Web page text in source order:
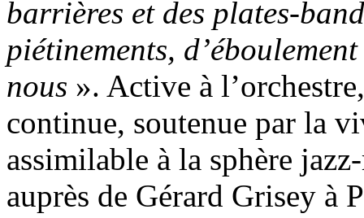
barrières et des plates-
piétinements,
nous ». Active à
continue, soutenue par la
assimilable à la sphère
auprès de Gérard Grisey à